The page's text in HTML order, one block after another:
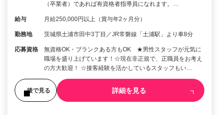
（卒業者）であれば有資格者指導員になれます。…
給与 月給250,000円以上（賞与年2ヶ月分）
勤務地 茨城県土浦市田中3丁目／JR常磐線「土浦駅」より車8分
応募資格
無資格OK・ブランクある方もOK ★男性スタッフが元気に
職場を盛り上げています！☆現在非正規で、正職員をお考え
の方大歓迎！ ☆接客経験を活かしているスタッフもい…
後で見る 詳細を見る